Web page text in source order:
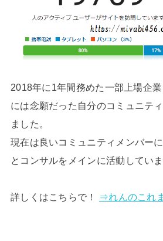
2018年に1年間務めた一部上場企
には念願だった自分のコミュニテ
ました。
現在は良いコミュニティメンバー
とコンサルをメインに活動していま
詳しくはこちらで！ ⇒れんのこれ